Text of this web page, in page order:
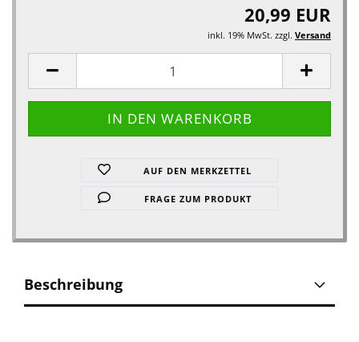
20,99 EUR
inkl. 19% MwSt. zzgl. Versand
AUF DEN MERKZETTEL
FRAGE ZUM PRODUKT
Beschreibung